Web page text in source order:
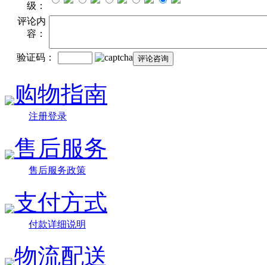
级：
评论内
容：
验证码：
购物指南
注册登录
售后服务
售后服务政策
支付方式
付款详细说明
物流配送